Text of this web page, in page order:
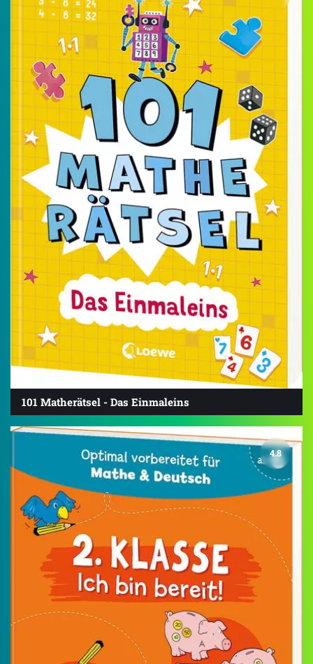
101 Matherätsel - Das Einmaleins
4.8